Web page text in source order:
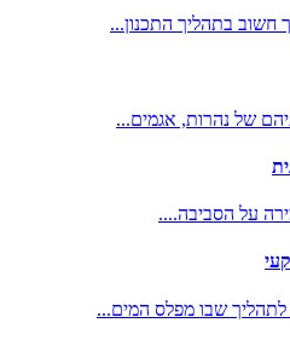
חשוב בתהליך התכנון...
של נהרות, אגמים...
על הסביבה....
שבו מפלס המים...